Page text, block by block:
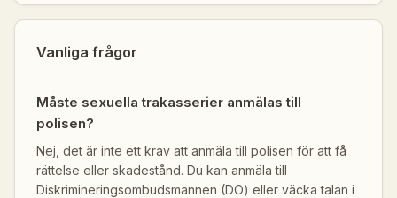
Vanliga frågor
Måste sexuella trakasserier anmälas till
polisen?
Nej, det är inte ett krav att anmäla till polisen för att få
rättelse eller skadestånd. Du kan anmäla till
Diskrimineringsombudsmannen (DO) eller väcka talan i